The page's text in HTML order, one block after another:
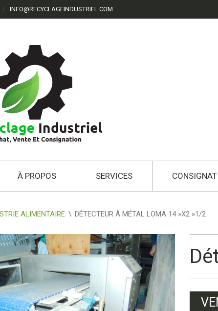
INFO@RECYCLAGEINDUSTRIEL.COM
À PROPOS SERVICES
ALIMENTAIRE \ DÉTECTEUR À MÉTAL LOMA 14 »X2 »1/2